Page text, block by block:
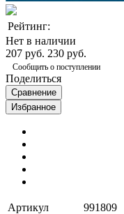
Рейтинг:
Нет в наличии
207 руб. 230 руб.
Сообщить о поступлении
Поделиться
Сравнение
Избранное
Артикул
991809